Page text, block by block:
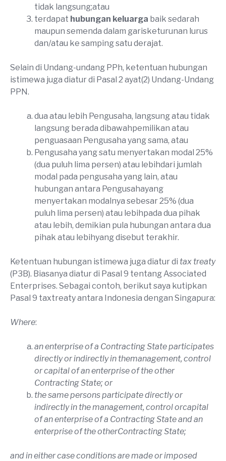
tidak langsung;atau
terdapat hubungan keluarga baik sedarah
maupun semenda dalam garisketurunan lurus
dan/atau ke samping satu derajat.
Selain di Undang-undang PPh, ketentuan hubungan
istimewa juga diatur di Pasal 2 ayat(2) Undang-Undang
PPN.
dua atau lebih Pengusaha, langsung atau tidak
langsung berada dibawahpemilikan atau
penguasaan Pengusaha yang sama, atau
Pengusaha yang satu menyertakan modal 25%
(dua puluh lima persen) atau lebihdari jumlah
modal pada pengusaha yang lain, atau
hubungan antara Pengusahayang
menyertakan modalnya sebesar 25% (dua
puluh lima persen) atau lebihpada dua pihak
atau lebih, demikian pula hubungan antara dua
pihak atau lebihyang disebut terakhir.
Ketentuan hubungan istimewa juga diatur di tax treaty
(P3B). Biasanya diatur di Pasal 9 tentang Associated
Enterprises. Sebagai contoh, berikut saya kutipkan
Pasal 9 taxtreaty antara Indonesia dengan Singapura:
Where:
an enterprise of a Contracting State participates
directly or indirectly in themanagement, control
or capital of an enterprise of the other
Contracting State; or
the same persons participate directly or
indirectly in the management, control orcapital
of an enterprise of a Contracting State and an
enterprise of the otherContracting State;
and in either case conditions are made or imposed